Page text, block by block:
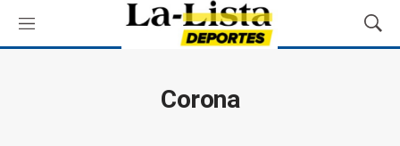
M
e
M
o
Corona